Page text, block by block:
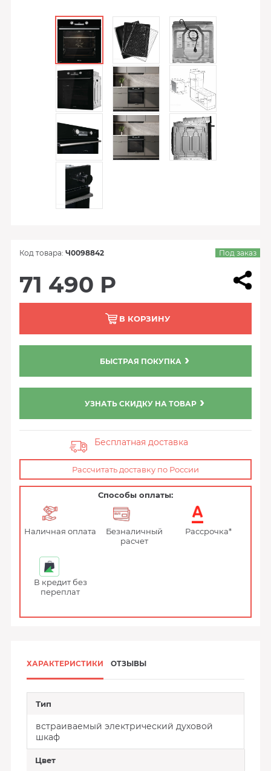
Код товара: Ч0098842 Под заказ
71 490 Р
В КОРЗИНУ
БЫСТРАЯ ПОКУПКА
УЗНАТЬ СКИДКУ НА ТОВАР
Бесплатная доставка
Рассчитать доставку по России
Способы оплаты:
Наличная оплата
Безналичный
расчет
Рассрочка*
В кредит без
переплат
ХАРАКТЕРИСТИКИ ОТЗЫВЫ
Тип
встраиваемый электрический духовой
шкаф
Цвет